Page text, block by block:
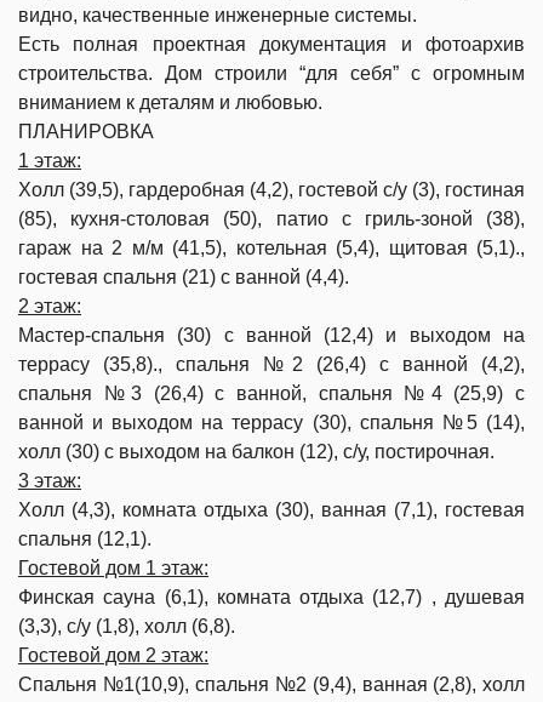
видно, качественные инженерные системы.
Есть полная проектная документация и фотоархив
строительства. Дом строили “для себя” с огромным
вниманием к деталям и любовью.
ПЛАНИРОВКА
1 этаж:
Холл (39,5), гардеробная (4,2), гостевой с/у (3), гостиная
(85), кухня-столовая (50), патио с гриль-зоной (38),
гараж на 2 м/м (41,5), котельная (5,4), щитовая (5,1).,
гостевая спальня (21) с ванной (4,4).
2 этаж:
Мастер-спальня (30) с ванной (12,4) и выходом на
террасу (35,8)., спальня №2 (26,4) с ванной (4,2),
спальня №3 (26,4) с ванной, спальня №4 (25,9) с
ванной и выходом на террасу (30), спальня №5 (14),
холл (30) с выходом на балкон (12), с/у, постирочная.
3 этаж:
Холл (4,3), комната отдыха (30), ванная (7,1), гостевая
спальня (12,1).
Гостевой дом 1 этаж:
Финская сауна (6,1), комната отдыха (12,7) , душевая
(3,3), с/у (1,8), холл (6,8).
Гостевой дом 2 этаж:
Спальня №1(10,9), спальня №2 (9,4), ванная (2,8), холл